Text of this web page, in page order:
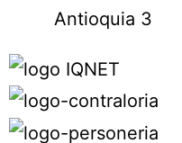
Antioquia 3